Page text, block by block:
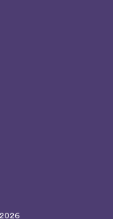
2026